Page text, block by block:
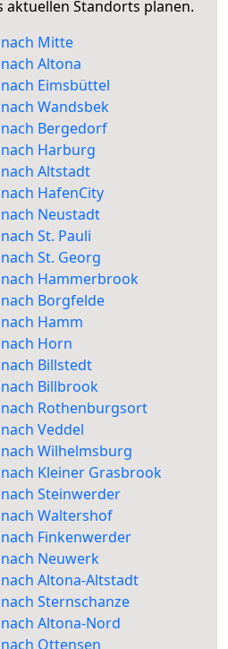
Standorts planen.
Mitte
Altona
Eimsbüttel
Wandsbek
Bergedorf
Harburg
Altstadt
HafenCity
Neustadt
St. Pauli
St. Georg
Hammerbrook
Borgfelde
Hamm
Horn
Billstedt
Billbrook
Rothenburgsort
Veddel
Wilhelmsburg
Kleiner Grasbrook
Steinwerder
Waltershof
Finkenwerder
Neuwerk
Altona-Altstadt
Sternschanze
Altona-Nord
Ottensen